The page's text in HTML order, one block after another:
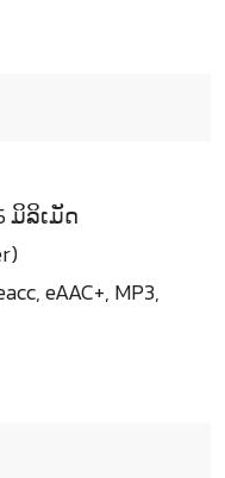
ມິລິເມັດ
eAAC+, MP3,